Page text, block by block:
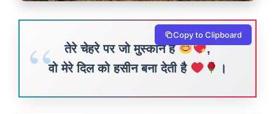
तेरे चेहरे पर जो मुस्कान है
,
वो मेरे दिल को हसीन बना देती है
।
Copy to Clipboard